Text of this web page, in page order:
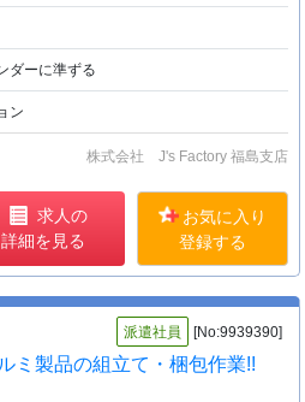
ダーに準ずる
ン
株式会社 J's Factory 福島支店
求人の
詳細を見る
お気に入り
登録する
派遣社員 [No:9939390]
ミ製品の組立て・梱包作業!!